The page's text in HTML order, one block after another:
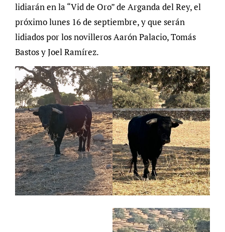
lidiarán en la “Vid de Oro” de Arganda del Rey, el
próximo lunes 16 de septiembre, y que serán
lidiados por los novilleros Aarón Palacio, Tomás
Bastos y Joel Ramírez.